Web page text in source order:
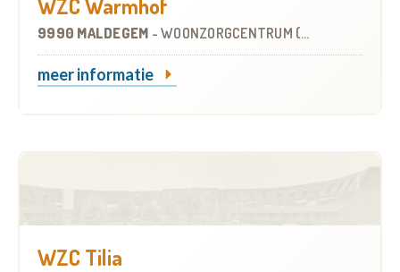
9990 MALDEGEM - WOONZORGCENTRUM (WZC)
meer informatie
WZC Tilia